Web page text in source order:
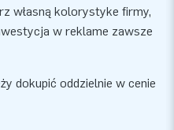
własną kolorystyke firmy,
w reklame zawsze
dokupić oddzielnie w cenie